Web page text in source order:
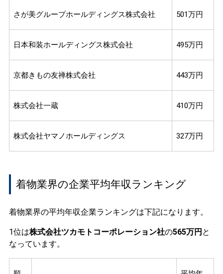
さが美グループホールディングス株式会社 501万円
日本和装ホールディングス株式会社 495万円
京都きもの友禅株式会社 443万円
株式会社一蔵 410万円
株式会社ヤマノホールディングス 327万円
着物業界の企業平均年収ランキング
着物業界の平均年収企業ランキングは下記になります。
1位は株式会社ツカモトコーポレーション社の565万円 と
なっています。